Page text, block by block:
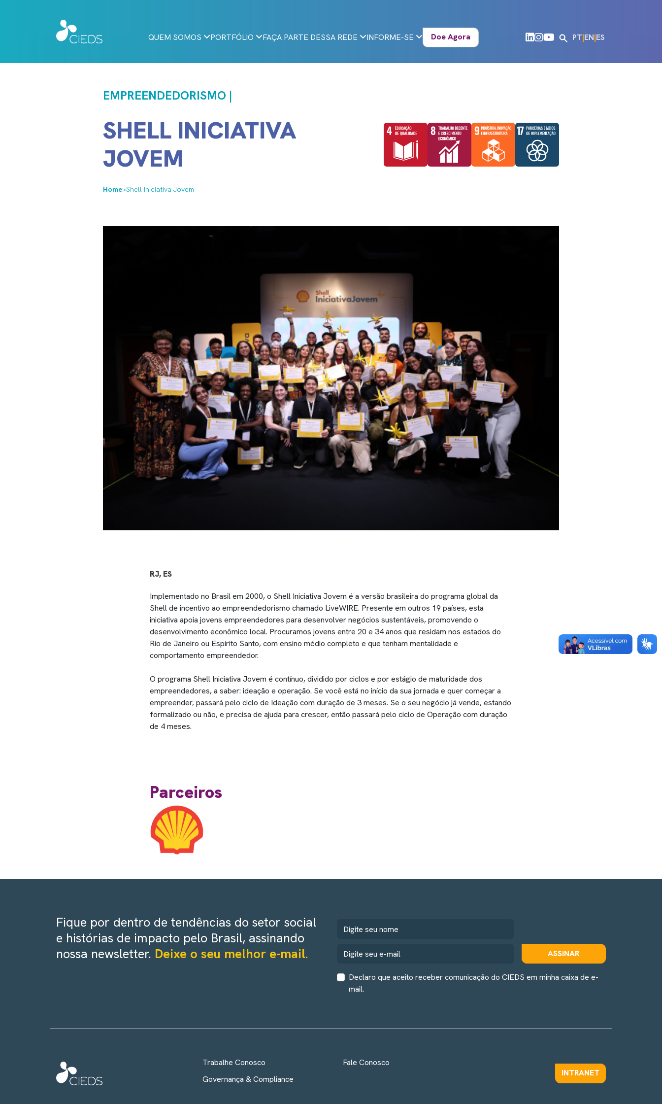
QUEM SOMOS PORTFÓLIO FAÇA PARTE DESSA REDE INFORME-SE Doe Agora PT|EN|ES
EMPREENDEDORISMO |
SHELL INICIATIVA
JOVEM
Home>Shell Iniciativa Jovem
RJ, ES
Implementado no Brasil em 2000, o Shell Iniciativa Jovem é a versão brasileira do programa global da
Shell de incentivo ao empreendedorismo chamado LiveWIRE. Presente em outros 19 países, esta
iniciativa apoia jovens empreendedores para desenvolver negócios sustentáveis, promovendo o
desenvolvimento econômico local. Procuramos jovens entre 20 e 34 anos que residam nos estados do
Rio de Janeiro ou Espírito Santo, com ensino médio completo e que tenham mentalidade e
comportamento empreendedor.
O programa Shell Iniciativa Jovem é contínuo, dividido por ciclos e por estágio de maturidade dos
empreendedores, a saber: ideação e operação. Se você está no início da sua jornada e quer começar a
empreender, passará pelo ciclo de Ideação com duração de 3 meses. Se o seu negócio já vende, estando
formalizado ou não, e precisa de ajuda para crescer, então passará pelo ciclo de Operação com duração
de 4 meses.
Parceiros
Fique por dentro de tendências do setor social
e histórias de impacto pelo Brasil, assinando
nossa newsletter. Deixe o seu melhor e-mail. ASSINAR
Declaro que aceito receber comunicação do CIEDS em minha caixa de e-
mail.
Trabalhe Conosco
Governança & Compliance
Fale Conosco
INTRANET